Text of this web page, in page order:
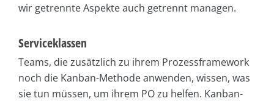
wir getrennte Aspekte auch getrennt managen.
Serviceklassen
Teams, die zusätzlich zu ihrem Prozessframework
noch die Kanban-Methode anwenden, wissen, was
sie tun müssen, um ihrem PO zu helfen. Kanban-